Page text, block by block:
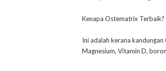
Kenapa Ostematrix Terbaik?
Ini adalah kerana
Magnesium, Vitamin D,